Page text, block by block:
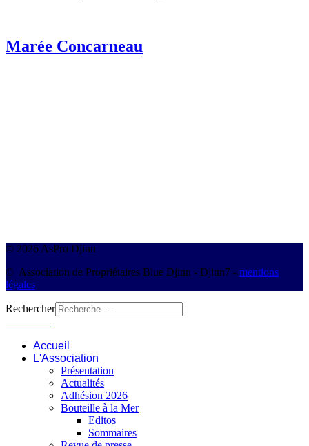
Marée Concarneau
© 2026 AsPro Djinn
© Association de Propriétaires Blue Djinn - Djinn7 - mentions
légales
Rechercher
Accueil
L'Association
Présentation
Actualités
Adhésion 2026
Bouteille à la Mer
Editos
Sommaires